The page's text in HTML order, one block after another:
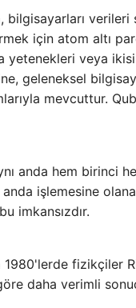
bilgisayarları
için atom altı
yetenekleri veya
geleneksel
mevcuttur.
anda hem birinci
işlemesine
imkansızdır.
1980'lerde fizikçiler
daha verimli